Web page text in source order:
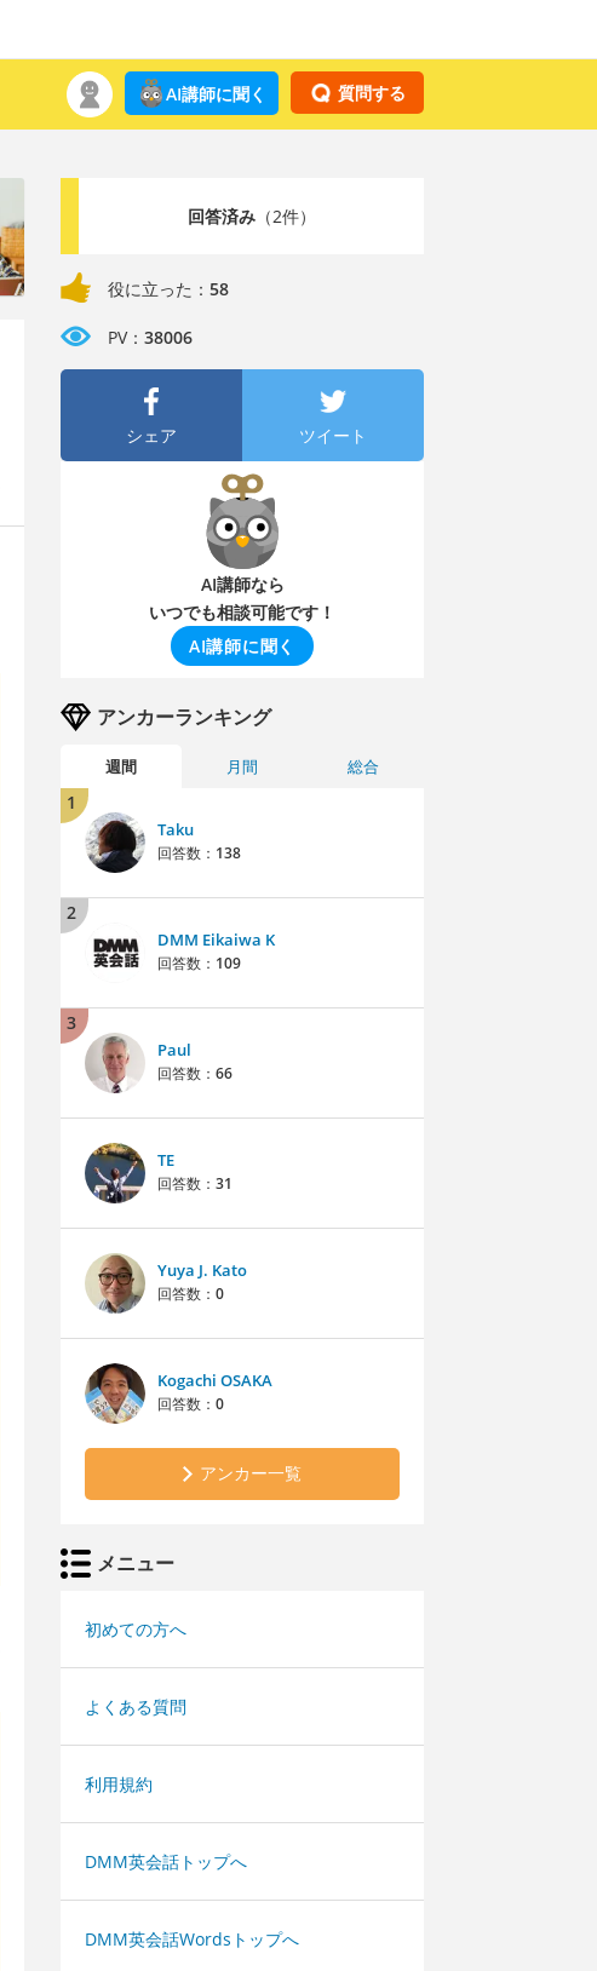
質問する
AI講師に聞く
回答済み（2件）
役に立った： 58
PV： 38006
シェア ツイート
AI講師なら
いつでも相談可能です！
AI講師に聞く
アンカーランキング
週間 月間 総合
1
Taku
回答数： 138
2
DMM Eikaiwa K
回答数： 109
3
Paul
回答数： 66
TE
回答数： 31
Yuya J. Kato
回答数： 0
Kogachi OSAKA
回答数： 0
アンカー一覧
メニュー
初めての方へ
よくある質問
利用規約
DMM英会話トップへ
DMM英会話Wordsトップへ